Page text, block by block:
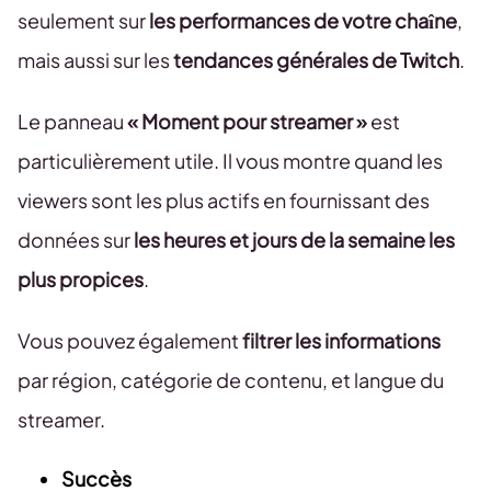
seulement surles performances de votre chaîne,
mais aussi sur lestendances générales de Twitch.
Le panneau« Moment pour streamer »est
particulièrement utile. Il vous montre quand les
viewers sont les plus actifs en fournissant des
données surles heures et jours de la semaine les
plus propices.
Vous pouvez égalementfiltrer les informations
par région, catégorie de contenu, et langue du
streamer.
Succès